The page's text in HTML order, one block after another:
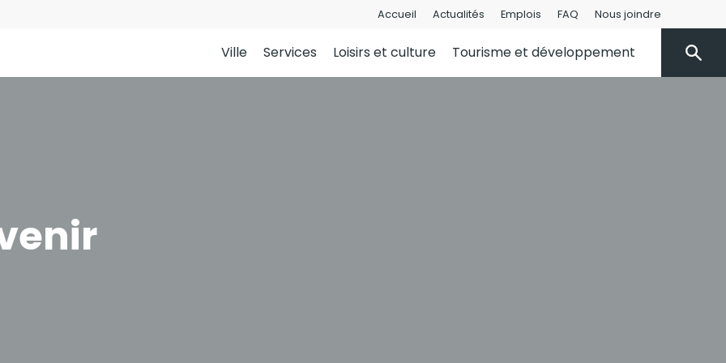
Accueil Actualités Emplois FAQ Nous joindre
Ville Services Loisirs et culture Tourisme et développement